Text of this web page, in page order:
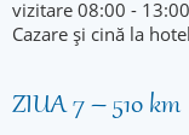
vizitare 08:00 -
Cazare și cină la
ZIUA 7 – 510 km